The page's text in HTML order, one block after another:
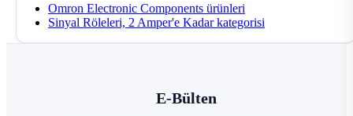
Omron Electronic Components ürünleri
Sinyal Röleleri, 2 Amper'e Kadar kategorisi
E-Bülten